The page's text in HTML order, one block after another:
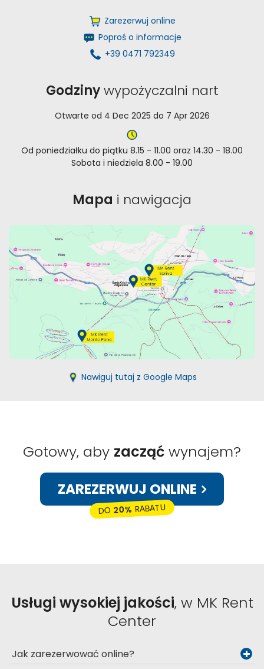
Zarezerwuj online
Poproś o informacje
+39 0471 792349
Godzinywypożyczalni nart
Otwarte od 4 Dec 2025 do 7 Apr 2026
Od poniedziałku do piątku 8.15 - 11.00 oraz 14.30 - 18.00
Sobota i niedziela 8.00 - 19.00
Mapa i nawigacja
Nawiguj tutaj z Google Maps
Gotowy, aby zacząć wynajem?
ZAREZERWUJ ONLINE
DO20% RABATU
Usługi wysokiej jakości, w MK Rent
Center
Jak zarezerwować online?